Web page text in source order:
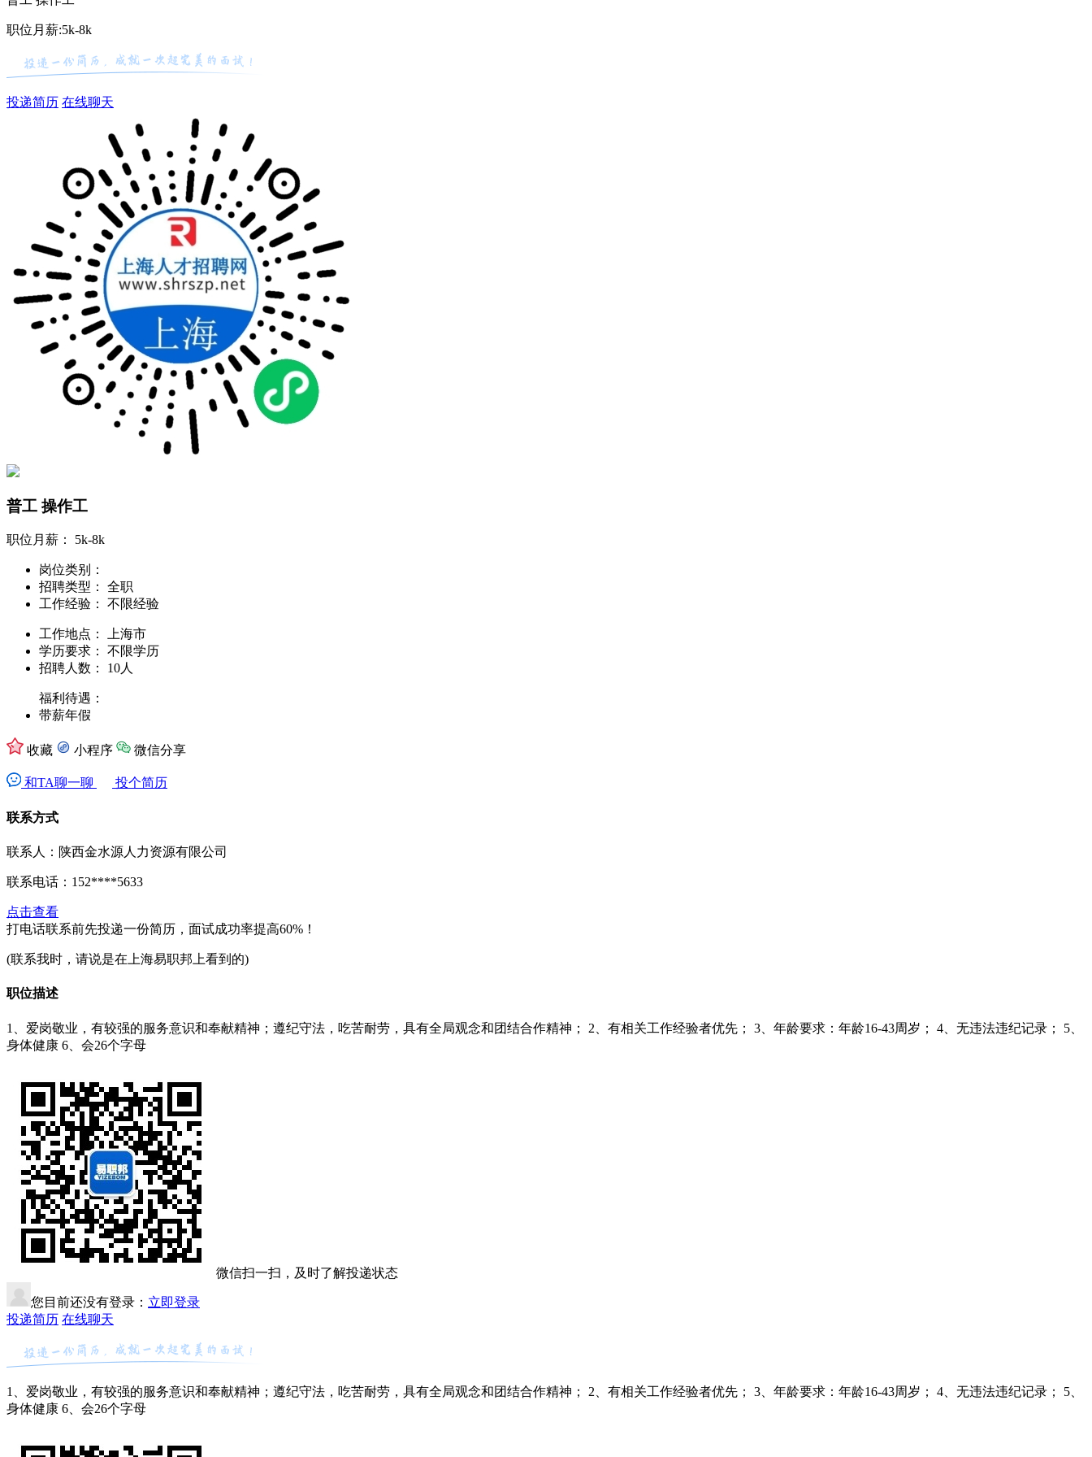
职位月薪:5k-8k
投递简历 在线聊天
普工 操作工
职位月薪： 5k-8k
岗位类别：
招聘类型： 全职
工作经验： 不限经验
工作地点： 上海市
学历要求： 不限学历
招聘人数： 10人
福利待遇：
带薪年假
收藏 小程序 微信分享
和TA聊一聊 投个简历
联系方式
联系人：陕西金水源人力资源有限公司
联系电话： 152****5633
点击查看
打电话联系前先投递一份简历，面试成功率提高60%！
(联系我时，请说是在上海易职邦上看到的)
职位描述
1、爱岗敬业，有较强的服务意识和奉献精神；遵纪守法，吃苦耐劳，具有全局观念和团结合作精神； 2、有相关工作经验者优先； 3、年龄要求：年龄16-43周岁； 4、无违法违纪记录； 5、
身体健康 6、会26个字母
微信扫一扫，及时了解投递状态
您目前还没有登录： 立即登录
投递简历 在线聊天
1、爱岗敬业，有较强的服务意识和奉献精神；遵纪守法，吃苦耐劳，具有全局观念和团结合作精神； 2、有相关工作经验者优先； 3、年龄要求：年龄16-43周岁； 4、无违法违纪记录； 5、
身体健康 6、会26个字母